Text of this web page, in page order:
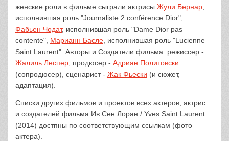
женские роли в фильме сыграли актрисы Жули Бернар
исполнившая роль "Journaliste 2 conférence Dior",
Фабьен Чодат, исполнившая роль "Dame Dior pas
contente", Марианн Басле , исполнившая роль "Lucienne
Saint Laurent". Авторы и Создатели фильма: режиссер -
Жалиль Леспер , продюсер - Адриан Политовски
(сопродюсер), сценарист - Жак Фьески (и сюжет,
адаптация).
Списки других фильмов и проектов всех актеров, актрис
и создателей фильма Ив Сен Лоран / Yves Saint Laurent
(2014) достпны по соответствующим ссылкам (фото
актера).